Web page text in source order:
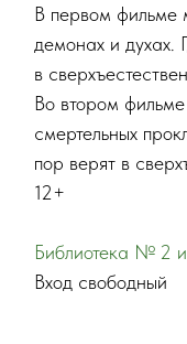
В первом фильме
демонах и духах.
в
Во втором
смертельных
пор верят в
12+
Библиотека № 2
Вход свободный